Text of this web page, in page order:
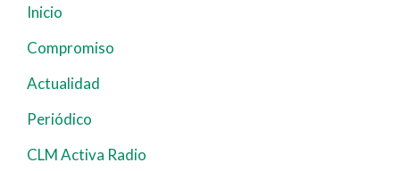
Navegación
principal
Inicio
Compromiso
Actualidad
Periódico
CLM Activa Radio